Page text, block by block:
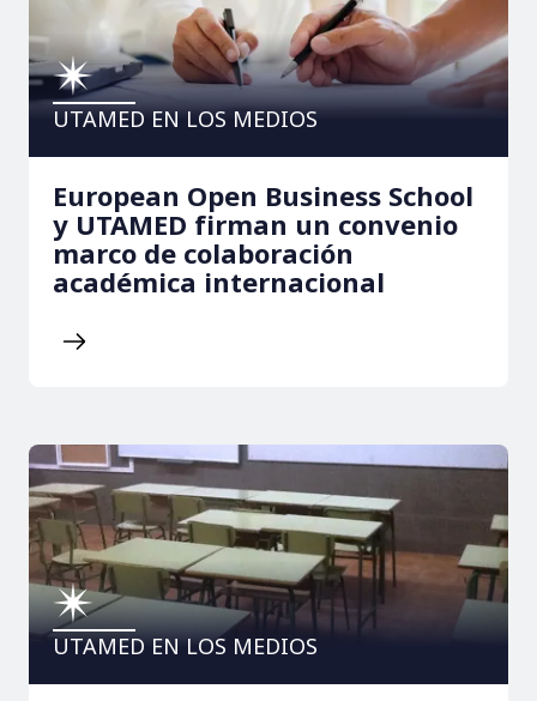
UTAMED EN LOS MEDIOS
European Open Business School
y UTAMED firman un convenio
marco de colaboración
académica internacional
UTAMED EN LOS MEDIOS